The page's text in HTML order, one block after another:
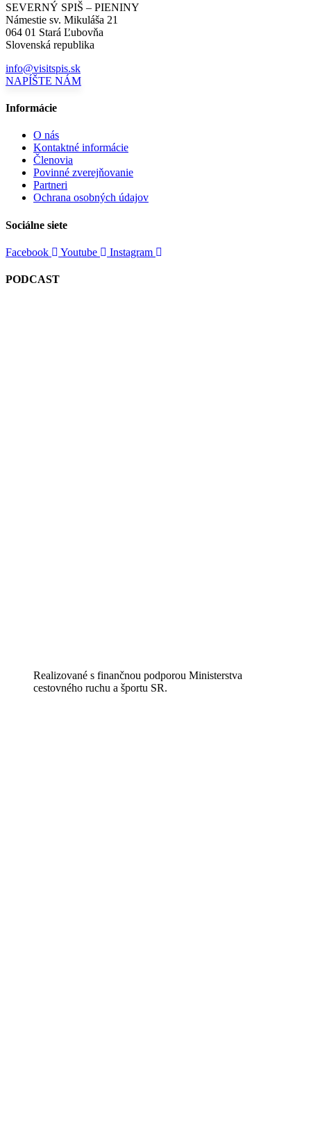
SEVERNÝ SPIŠ – PIENINY
Námestie sv. Mikuláša 21
064 01 Stará Ľubovňa
Slovenská republika
info@visitspis.sk
NAPÍŠTE NÁM
Informácie
O nás
Kontaktné informácie
Členovia
Povinné zverejňovanie
Partneri
Ochrana osobných údajov
Sociálne siete
Facebook Youtube Instagram
PODCAST
Realizované s finančnou podporou Ministerstva
cestovného ruchu a športu SR.